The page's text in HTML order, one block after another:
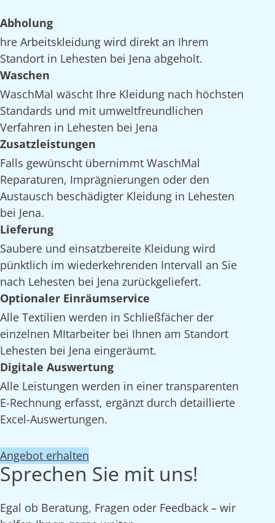
Abholung
hre Arbeitskleidung wird direkt an Ihrem
Standort in Lehesten bei Jena abgeholt.
Waschen
WaschMal wäscht Ihre Kleidung nach höchsten
Standards und mit umweltfreundlichen
Verfahren in Lehesten bei Jena
Zusatzleistungen
Falls gewünscht übernimmt WaschMal
Reparaturen, Imprägnierungen oder den
Austausch beschädigter Kleidung in Lehesten
bei Jena.
Lieferung
Saubere und einsatzbereite Kleidung wird
pünktlich im wiederkehrenden Intervall an Sie
nach Lehesten bei Jena zurückgeliefert.
Optionaler Einräumservice
Alle Textilien werden in Schließfächer der
einzelnen MItarbeiter bei Ihnen am Standort
Lehesten bei Jena eingeräumt.
Digitale Auswertung
Alle Leistungen werden in einer transparenten
E-Rechnung erfasst, ergänzt durch detaillierte
Excel-Auswertungen.
Angebot erhalten
Sprechen Sie mit uns!
Egal ob Beratung, Fragen oder Feedback – wir